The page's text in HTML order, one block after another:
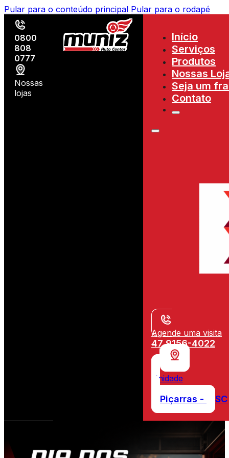
Pular para o conteúdo principal Pular para o rodapé
0800
808
0777
Nossas
lojas
Início
Serviços
Produtos
Nossas
Seja um
Contato
Agende uma visita
47 9156-4022
Unidade
Piçarras - SC